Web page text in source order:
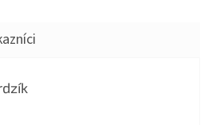
je 5 z 5 hviezdičiek.